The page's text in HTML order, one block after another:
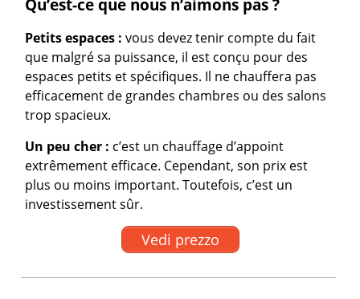
Qu’est-ce que nous n’aimons pas ?
Petits espaces : vous devez tenir compte du fait
que malgré sa puissance, il est conçu pour des
espaces petits et spécifiques. Il ne chauffera pas
efficacement de grandes chambres ou des salons
trop spacieux.
Un peu cher : c’est un chauffage d’appoint
extrêmement efficace. Cependant, son prix est
plus ou moins important. Toutefois, c’est un
investissement sûr.
Vedi prezzo